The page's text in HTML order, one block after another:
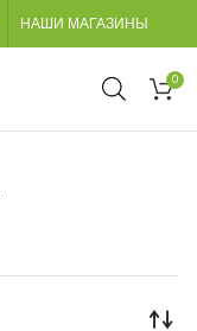
НАШИ МАГАЗИНЫ
0